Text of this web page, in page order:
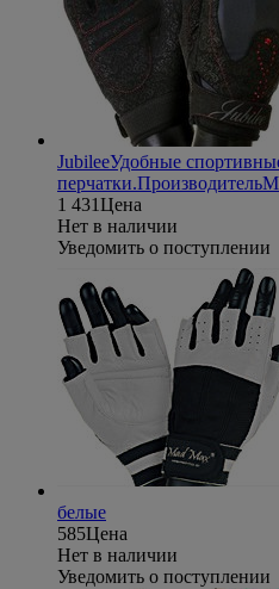
JubileeУдобные
перчатки.Производитель
1 431Цена
Нет в наличии
Уведомить о поступлении
белые
585Цена
Нет в наличии
Уведомить о поступлении